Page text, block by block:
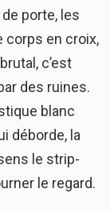
porte, les
corps en croix,
c’est
des ruines.
blanc
déborde, la
le strip-
le regard.